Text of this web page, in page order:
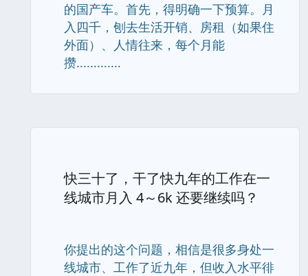
的国产车。首先，得明确一下预算。月
入四千，刨去生活开销、房租（如果住
外面）、人情往来，每个月能
攒.............
快三十了，干了快九年的工作在一
线城市月入 4～6k 还要继续吗？
你提出的这个问题，相信是很多身处一
线城市、工作了近九年，但收入水平徘